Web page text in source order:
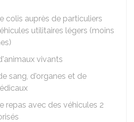
colis auprès de particuliers
utilitaires légers (moins
vivants
sang, d'organes et de
repas avec des véhicules 2